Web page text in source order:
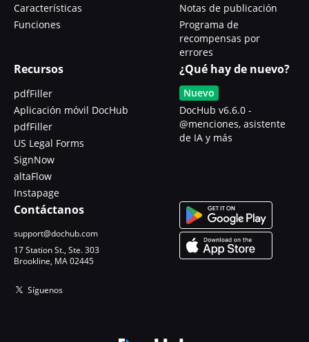
Características
Funciones
Notas de publicación
Programa de
recompensas por
errores
Recursos
pdfFiller
Aplicación móvil DocHub
pdfFiller
US Legal Forms
SignNow
altaFlow
Instapage
¿Qué hay de nuevo?
Nuevo
DocHub v6.6.0 -
@menciones, asistente
de IA y más
Contáctanos
support@dochub.com
17 Station St., Ste. 303
Brookline, MA 02445
Síguenos